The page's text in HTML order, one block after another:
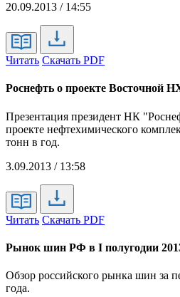
20.09.2013 / 14:55
Читать Скачать PDF
Роснефть о проекте Восточной
Презентация президент НК
проекте нефтехимического
тонн в год.
3.09.2013 / 13:58
Читать Скачать PDF
Рынок шин РФ в I полугодии
Обзор российского рынка шин за
года.